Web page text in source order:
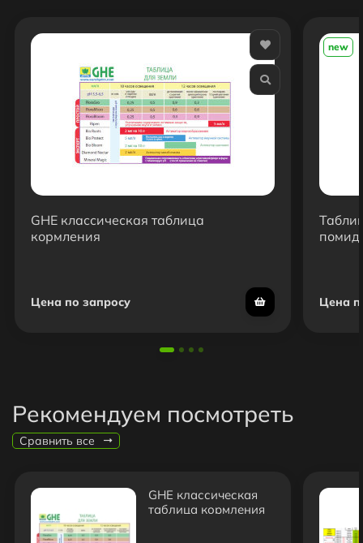
GHE классическая таблица
кормления
Цена по запросу
new
Цена
Рекомендуем посмотреть
Сравнить все
GHE классическая
таблица кормления